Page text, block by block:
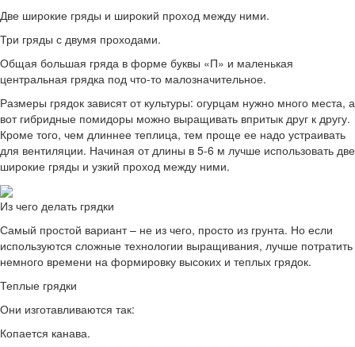
Две широкие гряды и широкий проход между ними.
Три гряды с двумя проходами.
Общая большая гряда в форме буквы «П» и маленькая
центральная грядка под что-то малозначительное.
Размеры грядок зависят от культуры: огурцам нужно много места, а
вот гибридные помидоры можно выращивать впритык друг к другу.
Кроме того, чем длиннее теплица, тем проще ее надо устраивать
для вентиляции. Начиная от длины в 5-6 м лучше использовать две
широкие гряды и узкий проход между ними.
Из чего делать грядки
Самый простой вариант – не из чего, просто из грунта. Но если
используются сложные технологии выращивания, лучше потратить
немного времени на формировку высоких и теплых грядок.
Теплые грядки
Они изготавливаются так:
Копается канава.